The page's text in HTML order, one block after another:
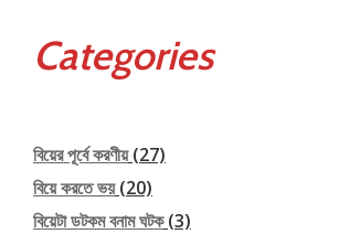
Categories
বিয়ের পূর্বে করণীয়(27)
বিয়ে করতে ভয়(20)
বিয়েটা ডটকম বনাম ঘটক(3)